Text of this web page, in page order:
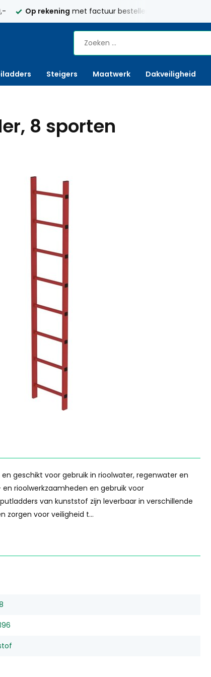
Op rekening met factuur bestellen mogelijk
Steigers Maatwerk Dakveiligheid
8 sporten
geschikt voor gebruik in rioolwater, regenwater en
rioolwerkzaamheden en gebruik voor
van kunststof zijn leverbaar in verschillende
zorgen voor veiligheid t...